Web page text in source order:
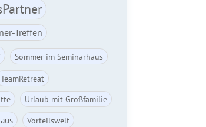
Treffen
Sommer im Seminarhaus
TeamRetreat
Urlaub mit Großfamilie
Vorteilswelt